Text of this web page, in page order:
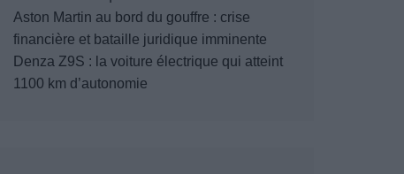
Aston Martin au bord du gouffre : crise
financière et bataille juridique imminente
Denza Z9S : la voiture électrique qui atteint
1100 km d’autonomie